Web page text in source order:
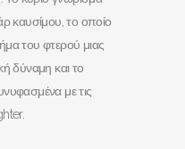
καυσίμου, το οποίο
του φτερού μιας
δύναμη και το
με τις